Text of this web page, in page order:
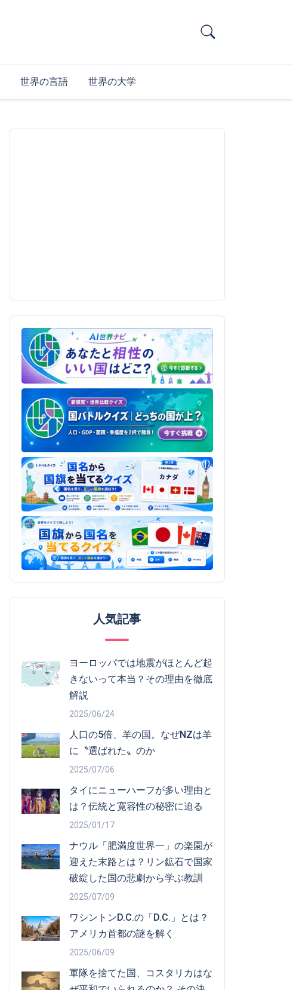
世界の言語 世界の大学
人気記事
ヨーロッパでは地震がほとんど起
きないって本当？その理由を徹底
解説
2025/06/24
人口の5倍、羊の国。なぜNZは羊
に〝選ばれた〟のか
2025/07/06
タイにニューハーフが多い理由と
は？伝統と寛容性の秘密に迫る
2025/01/17
ナウル「肥満度世界一」の楽園が
迎えた末路とは？リン鉱石で国家
破綻した国の悲劇から学ぶ教訓
2025/07/09
ワシントンD.C.の「D.C.」とは？
アメリカ首都の謎を解く
2025/06/09
軍隊を捨てた国、コスタリカはな